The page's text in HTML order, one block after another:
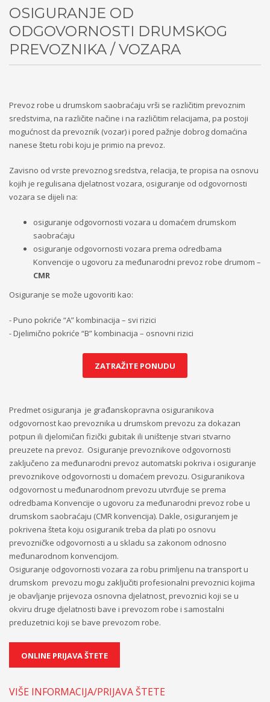
OSIGURANJE OD
ODGOVORNOSTI DRUMSKOG
PREVOZNIKA / VOZARA
Prevoz robe u drumskom saobraćaju vrši se različitim prevoznim
sredstvima, na različite načine i na različitim relacijama, pa postoji
mogućnost da prevoznik (vozar) i pored pažnje dobrog domaćina
nanese štetu robi koju je primio na prevoz.
Zavisno od vrste prevoznog sredstva, relacija, te propisa na osnovu
kojih je regulisana djelatnost vozara, osiguranje od odgovornosti
vozara se dijeli na:
osiguranje odgovornosti vozara u domaćem drumskom
saobraćaju
osiguranje odgovornosti vozara prema odredbama
Konvencije o ugovoru za međunarodni prevoz robe drumom –
CMR
Osiguranje se može ugovoriti kao:
- Puno pokriće “A” kombinacija – svi rizici
- Djelimično pokriće “B” kombinacija – osnovni rizici
ZATRAŽITE PONUDU
Predmet osiguranja je građanskopravna osiguranikova
odgovornost kao prevoznika u drumskom prevozu za dokazan
potpun ili djelomičan fizički gubitak ili uništenje stvari stvarno
preuzete na prevoz. Osiguranje prevoznikove odgovornosti
zaključeno za međunarodni prevoz automatski pokriva i osiguranje
prevoznikove odgovornosti u domaćem prevozu. Osiguranikova
odgovornost u međunarodnom prevozu utvrđuje se prema
odredbama Konvencije o ugovoru za međunarodni prevoz robe u
drumskom saobraćaju (CMR konvencija). Dakle, osiguranjem je
pokrivena šteta koju osiguranik treba da plati po osnovu
prevozničke odgovornosti a u skladu sa zakonom odnosno
međunarodnom konvencijom.
Osiguranje odgovornosti vozara za robu primljenu na transport u
drumskom prevozu mogu zaključiti profesionalni prevoznici kojima
je obavljanje prijevoza osnovna djelatnost, prevoznici koji se u
okviru druge djelatnosti bave i prevozom robe i samostalni
preduzetnici koji se bave prevozom robe.
ONLINE PRIJAVA ŠTETE
VIŠE INFORMACIJA/PRIJAVA ŠTETE